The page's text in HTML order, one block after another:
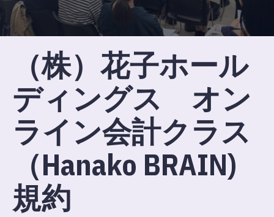
（株）花子ホール
ディングス オン
ライン会計クラス
（Hanako BRAIN)
規約